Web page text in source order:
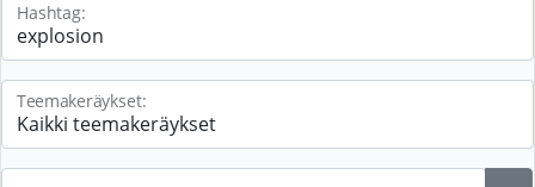
Hashtag:
Teemakeräykset: